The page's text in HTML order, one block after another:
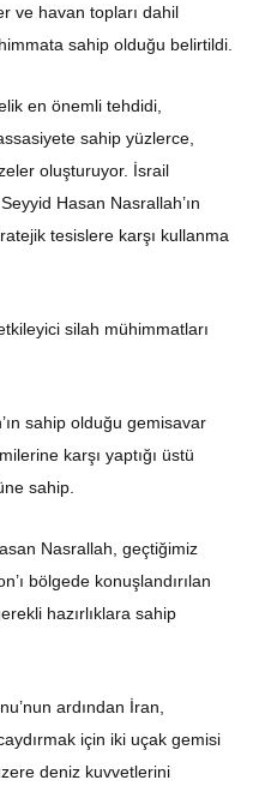
ve havan topları dahil
sahip olduğu belirtildi.
en önemli tehdidi,
sahip yüzlerce,
oluşturuyor. İsrail
Hasan Nasrallah’ın
tesislere karşı kullanma
silah mühimmatları
sahip olduğu gemisavar
karşı yaptığı üstü
sahip.
Nasrallah, geçtiğimiz
bölgede konuşlandırılan
hazırlıklara sahip
ardından İran,
için iki uçak gemisi
deniz kuvvetlerini